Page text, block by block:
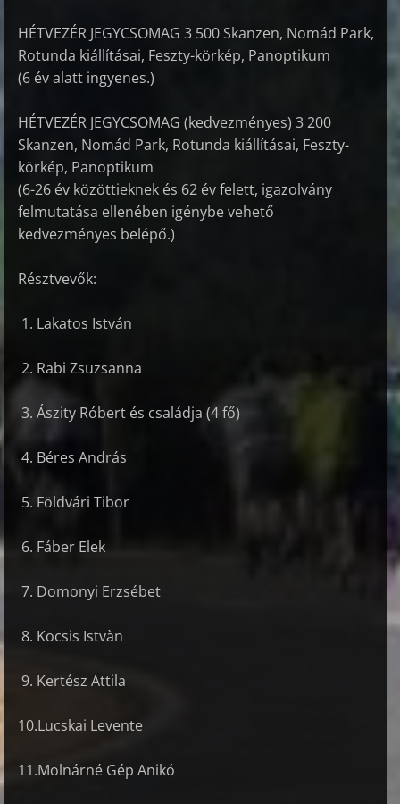
HÉTVEZÉR JEGYCSOMAG 3­ 500 Skanzen, Nomád Park,
Rotunda kiállításai, Feszty-körkép, Panoptikum
(6 év alatt ingyenes.)
HÉTVEZÉR JEGYCSOMAG (kedvezményes) 3­ 200
Skanzen, Nomád Park, Rotunda kiállításai, Feszty-
körkép, Panoptikum
(6-26 év közöttieknek és 62 év felett, igazolvány
felmutatása ellenében igénybe vehető
kedvezményes belépő.)
Résztvevők:
1. Lakatos István
2. Rabi Zsuzsanna
3. Ászity Róbert és családja (4 fő)
4. Béres András
5. Földvári Tibor
6. Fáber Elek
7. Domonyi Erzsébet
8. Kocsis Istvàn
9. Kertész Attila
10.Lucskai Levente
11.Molnárné Gép Anikó